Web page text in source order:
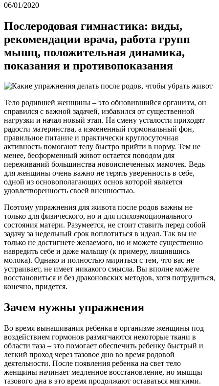
06/01/2020
Послеродовая гимнастика: виды,
рекомендации врача, работа групп
мышц, положительная динамика,
показания и противопоказания
Тело родившей женщины – это обновившийся организм, он
справился с важной задачей, избавился от существенной
нагрузки и начал новый этап. На смену усталости приходят
радости материнства, а измененный гормональный фон,
правильное питание и практически круглосуточная
активность помогают телу быстро прийти в норму. Тем не
менее, бесформенный живот остается поводом для
переживаний большинства новоиспеченных мамочек. Ведь
для женщины очень важно не терять уверенность в себе,
одной из основополагающих основ которой является
удовлетворенность своей внешностью.
Поэтому упражнения для живота после родов важны не
только для физического, но и для психоэмоционального
состояния матери. Разумеется, не стоит ставить перед собой
задачу за недельный срок воплотиться в идеал. Так вы не
только не достигнете желаемого, но и можете существенно
навредить себе и даже малышу (к примеру, лишившись
молока). Однако и полностью мириться с тем, что вас не
устраивает, не имеет никакого смысла. Вы вполне можете
восстановиться и без драконовских методов, хотя потрудиться,
конечно, придется.
Зачем нужны упражнения
Во время вынашивания ребенка в организме женщины под
воздействием гормонов размягчаются некоторые ткани в
области таза – это помогает обеспечить ребенку быстрый и
легкий проход через тазовое дно во время родовой
деятельности. После появления ребенка на свет тело
женщины начинает медленное восстановление, но мышцы
тазового дна в это время продолжают оставаться мягкими.